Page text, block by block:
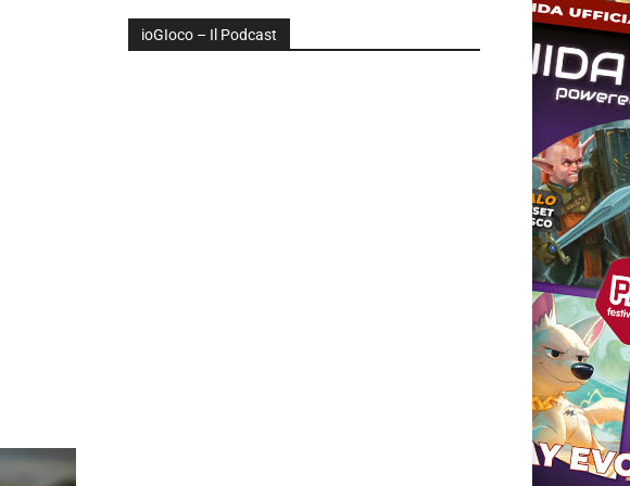
ioGIoco – Il Podcast